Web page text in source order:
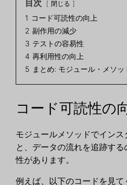
目次 閉じる
1 コード可読性の向上
2 副作用の減少
3 テストの容易性
4 再利用性の向上
5 まとめ: モジュール・メソッ
コード可読性の
モジュールメソッドでインス
と、データの流れを追跡す
性があります。
例えば、以下のコードを見て